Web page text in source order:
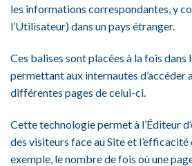
les informations correspondantes, y
l’Utilisateur) dans un pays étranger.
Ces balises sont placées à la fois
permettant aux internautes d’accéder
différentes pages de celui-ci.
Cette technologie permet à l’Éditeur
des visiteurs face au Site et l’efficacité
exemple, le nombre de fois où une